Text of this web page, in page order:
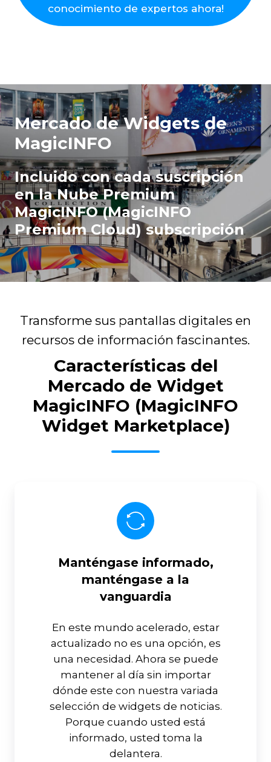
conocimiento de expertos ahora!
Mercado de Widgets de
MagicINFO
Incluido con cada suscripción
en la Nube Premium
MagicINFO (MagicINFO
Premium Cloud) subscripción
Transforme sus pantallas digitales en
recursos de información fascinantes.
Características del
Mercado de Widget
MagicINFO (MagicINFO
Widget Marketplace)
Manténgase informado,
manténgase a la
vanguardia
En este mundo acelerado, estar
actualizado no es una opción, es
una necesidad. Ahora se puede
mantener al día sin importar
dónde este con nuestra variada
selección de widgets de noticias.
Porque cuando usted está
informado, usted toma la
delantera.